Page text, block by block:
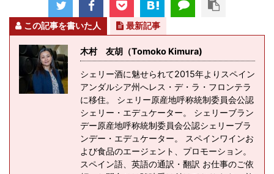
この記事を書いた人 最新記事
木村 友胡（Tomoko Kimura)
シェリー酒に魅せられて2015年よりスペイン
アンダルシア州へレス・デ・ラ・フロンテラ
に移住。 シェリー原産地呼称統制委員会公認
シェリー・エデュケーター。 シェリーブラン
デー原産地呼称統制委員会公認シェリーブラ
ンデー・エデュケーター。 スペインワインお
よび食品のエージェント、プロモーション。
スペイン語、英語の通訳・翻訳 お仕事のご依